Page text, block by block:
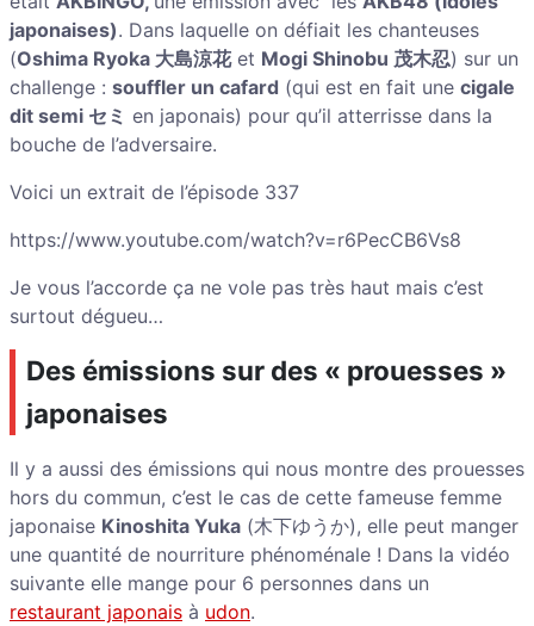
japonaises). Dans laquelle on défiait les chanteuses
(Oshima Ryoka 大島涼花et Mogi Shinobu 茂木忍) sur un
challenge : souffler un cafard (qui est en fait une cigale
dit semi セミ en japonais) pour qu’il atterrisse dans la
bouche de l’adversaire.
Voici un extrait de l’épisode 337
https://www.youtube.com/watch?v=r6PecCB6Vs8
Je vous l’accorde ça ne vole pas très haut mais c’est
surtout dégueu…
Des émissions sur des « prouesses »
japonaises
Il y a aussi des émissions qui nous montre des prouesses
hors du commun, c’est le cas de cette fameuse femme
japonaise Kinoshita Yuka (木下ゆうか), elle peut manger
une quantité de nourriture phénoménale ! Dans la vidéo
suivante elle mange pour 6 personnes dans un
restaurant japonais à udon.